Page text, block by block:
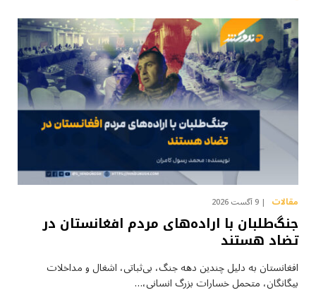
مقالات 9 آگست 2026
جنگ‌طلبان با اراده‌های مردم افغانستان در
تضاد هستند
افغانستان به دلیل چندین دهه جنگ، بی‌ثباتی، اشغال و مداخلات
بیگانگان، متحمل خسارات بزرگ انسانی،…